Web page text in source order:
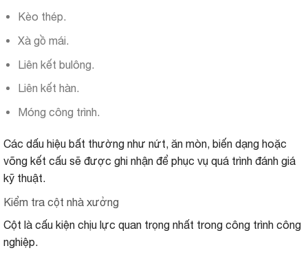
Kèo thép.
Xà gồ mái.
Liên kết bulông.
Liên kết hàn.
Móng công trình.
Các dấu hiệu bất thường như nứt, ăn mòn, biến dạng hoặc
võng kết cấu sẽ được ghi nhận để phục vụ quá trình đánh giá
kỹ thuật.
Kiểm tra cột nhà xưởng
Cột là cấu kiện chịu lực quan trọng nhất trong công trình công
nghiệp.